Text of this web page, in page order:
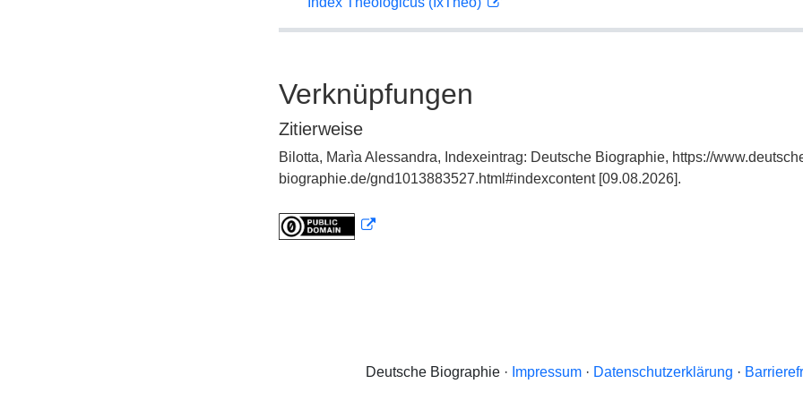
Verknüpfungen
Zitierweise
Bilotta, Marìa Alessandra, Indexeintrag: Deutsche Biographie, https://
biographie.de/gnd1013883527.html#indexcontent [09.08.2026].
Deutsche Biographie · Impressum · Datenschutzerklärung ·